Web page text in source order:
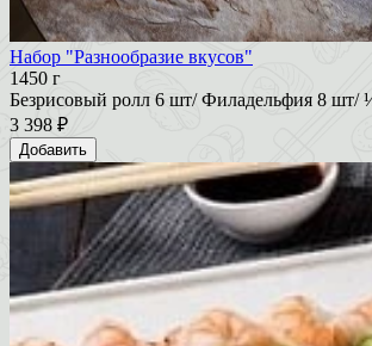
Набор "Разнообразие вкусов"
1450 г
Безрисовый ролл 6 шт/ Филадельфия 8
3 398 ₽
Добавить